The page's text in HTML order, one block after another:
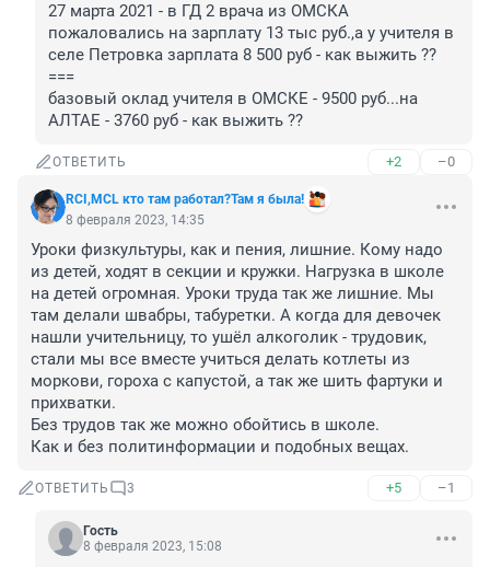
27 марта 2021 - в ГД 2 врача из ОМСКА
пожаловались на зарплату 13 тыс руб.,а у учителя в
селе Петровка зарплата 8 500 руб - как выжить ??
===
базовый оклад учителя в ОМСКЕ - 9500 руб...на
АЛТАЕ - 3760 руб - как выжить ??
ОТВЕТИТЬ +2 –0
RCI,MCL кто там работал?Там я была!
8 февраля 2023, 14:35
Уроки физкультуры, как и пения, лишние. Кому надо
из детей, ходят в секции и кружки. Нагрузка в школе
на детей огромная. Уроки труда так же лишние. Мы
там делали швабры, табуретки. А когда для девочек
нашли учительницу, то ушёл алкоголик - трудовик,
стали мы все вместе учиться делать котлеты из
моркови, гороха с капустой, а так же шить фартуки и
прихватки.
Без трудов так же можно обойтись в школе.
Как и без политинформации и подобных вещах.
ОТВЕТИТЬ 3 +5 –1
Гость
8 февраля 2023, 15:08